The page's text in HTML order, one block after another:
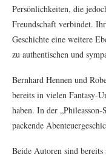
Persönlichkeiten, die
Freundschaft verbindet.
Geschichte eine weitere
zu authentischen und
Bernhard Hennen und
bereits in vielen Fantasy-
haben. In der
packende
Beide Autoren sind